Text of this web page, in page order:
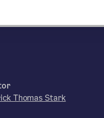
Thomas Stark